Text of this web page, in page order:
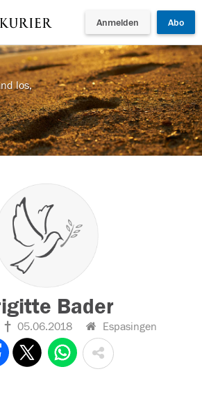
Anmelden Abo
los,
Bader
05.06.2018 Espasingen